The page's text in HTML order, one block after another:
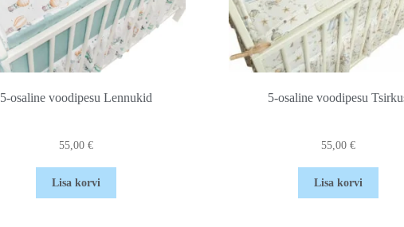
5-osaline voodipesu Lennukid
55,00€
Lisa korvi
5-osaline voodipesu
55,00 €
Lisa korvi